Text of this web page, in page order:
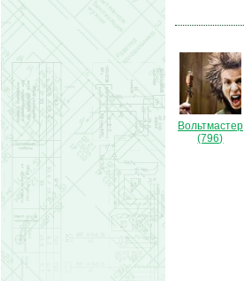
Вольтмастер
(796)